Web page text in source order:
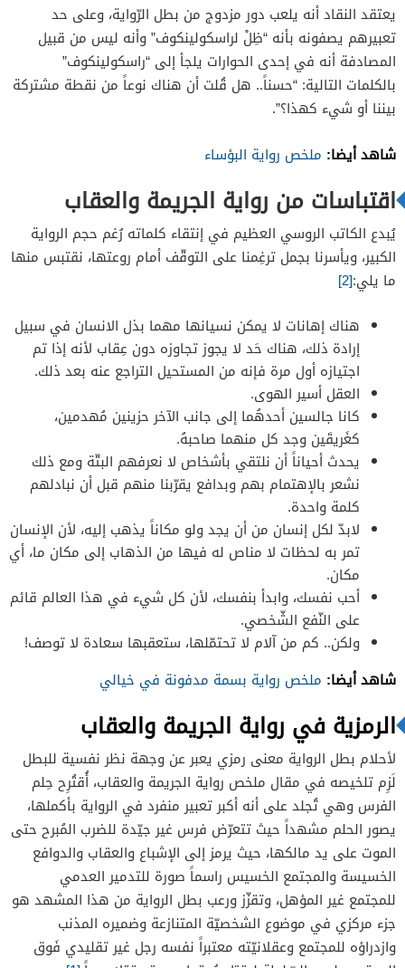
يعتقد النقاد أنه يلعب دور مزدوج من بطل الرّواية، وعلى حد
تعبيرهم يصفونه بأنه “ظِلْ لراسكولينكوف” وأنه ليس من قبيل
المصادفة أنه في إحدى الحوارات يلجأ إلى “راسكولينكوف”
بالكلمات التالية: “حسناً.. هل قُلت أن هناك نوعاً من نقطة مشتركة
بيننا أو شيء كهذا؟”.
شاهد أيضا: ملخص رواية البؤساء
اقتباسات من رواية الجريمة والعقاب
يُبدع الكاتب الروسي العظيم في إنتقاء كلماته رُغم حجم الرواية
الكبير، ويأسرنا بجمل ترغِمنا على التوقّف أمام روعتها، نقتبس منها
ما يلي:[2]
هناك إهانات لا يمكن نسيانها مهما بذل الانسان في سبيل
إرادة ذلك، هناك حَد لا يجوز تجاوزه دون عِقاب لأنه إذا تم
اجتيازه أول مرة فإنه من المستحيل التراجع عنه بعد ذلك.
العقل أسير الهوى.
كانا جالسين أحدهُما إلى جانب الآخر حزينين مُهدمين،
كغَريقَين وجد كل منهما صاحبهُ.
يحدث أحياناً أن نلتقي بأشخاص لا نعرفهم البتّة ومع ذلك
نشعر بالإهتمام بهم وبدافع يقرّبنا منهم قبل أن نبادلهم
كلمة واحدة.
لابدّ لكل إنسان من أن يجد ولو مكاناً يذهب إليه، لأن الإنسان
تمر به لحظات لا مناص له فيها من الذهاب إلى مكان ما، أي
مكان.
أحب نفسك، وابدأ بنفسك، لأن كل شيء في هذا العالم قائم
على النّفع الشّخصي.
ولكن.. كم من آلام لا تحتمّلها، ستعقبها سعادة لا توصف!
شاهد أيضا: ملخص رواية بسمة مدفونة في خيالي
الرمزية في رواية الجريمة والعقاب
لأحلام بطل الرواية معنى رمزي يعبر عن وجهة نظر نفسية للبطل
لَزِم تلخيصه في مقال ملخص رواية الجريمة والعقاب، أُقتُرِح حِلم
الفرس وهي تُجلد على أنه أكبر تعبير منفرد في الرواية بأكملها،
يصور الحلم مشهداً حيث تتعرّض فرس غير جيّدة للضرب المُبرح حتى
الموت على يد مالكها، حيث يرمز إلى الإشباع والعقاب والدوافع
الخسيسة والمجتمع الخسيس راسماً صورة للتدمير العدمي
للمجتمع غير المؤهل، وتقزّز ورعب بطل الرواية من هذا المشهد هو
جزء مركزي في موضوع الشخصيّة المتنازعة وضميره المذنب
وازدراؤه للمجتمع وعقلانيّته معتبراً نفسه رجل غير تقليدي فَوق